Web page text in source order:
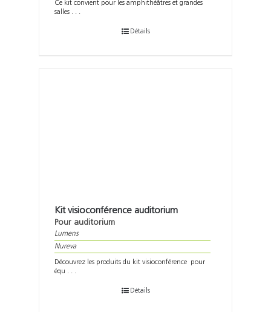
Ce kit convient pour les amphithéâtres et grandes
salles . . .
Détails
Kit visioconférence auditorium
Pour auditorium
Lumens
Nureva
Découvrez les produits du kit visioconférence pour
équ . . .
Détails